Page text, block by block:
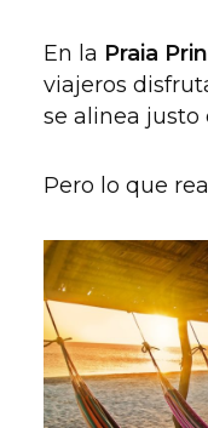
En la Praia
viajeros
se alinea justo
Pero lo que